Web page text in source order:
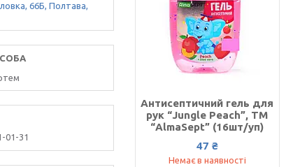
Антисептичний гель для
рук “Jungle Peach”, ТМ
“AlmaSept” (16шт/уп)
47 ₴
Немає в наявності
66Б, Полтава,
01-31